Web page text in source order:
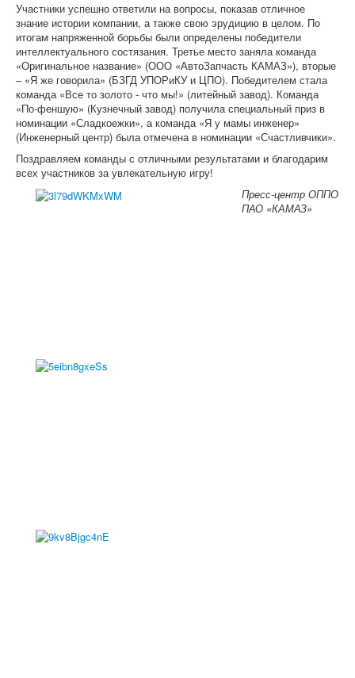
Газета "АВТОТОР"
Видеовыпуски новостей
Голос Профсоюза ЧООП
Конкурсы
Отраслевой конкурс
Участники успешно ответили на вопросы, показав отличное
знание истории компании, а также свою эрудицию в целом. По
итогам напряженной борьбы были определены победители
интеллектуального состязания. Третье место заняла команда
«Оригинальное название» (ООО «АвтоЗапчасть КАМАЗ»), вторые
– «Я же говорила» (БЗГД УПОРиКУ и ЦПО). Победителем стала
команда «Все то золото - что мы!» (литейный завод). Команда
«По-феншую» (Кузнечный завод) получила специальный приз в
номинации «Сладкоежки», а команда «Я у мамы инженер»
(Инженерный центр) была отмечена в номинации «Счастливчики».
Поздравляем команды с отличными результатами и благодарим
всех участников за увлекательную игру!
Пресс-центр ОППО
ПАО «КАМАЗ»